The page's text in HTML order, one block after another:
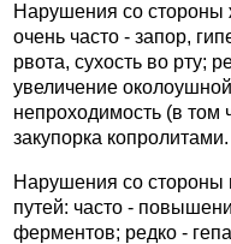
Нарушения со стороны
очень часто - запор,
рвота, сухость во рту;
увеличение
непроходимость (в том
закупорка копролитами.
Нарушения со
путей: часто -
ферментов; редко -